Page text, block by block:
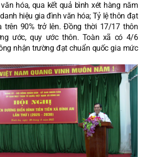
hóa, qua kết quả bình xét hàng năm
hiệu gia đình văn hóa; Tỷ lệ thôn đạt
trên 90% trở lên. Đồng thời 17/17 thôn
ước, quy ước thôn. Toàn xã có 4/6
nhận trường đạt chuẩn quốc gia mức